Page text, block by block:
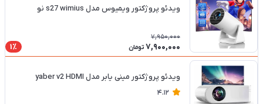
ویدئو پروژکتور ویمیوس مدل s27 wimius نو
7,950,000
7,900,000 تومان 1٪
ویدئو پروژکتور مینی یابر مدل yaber v2 HDMI
4.12